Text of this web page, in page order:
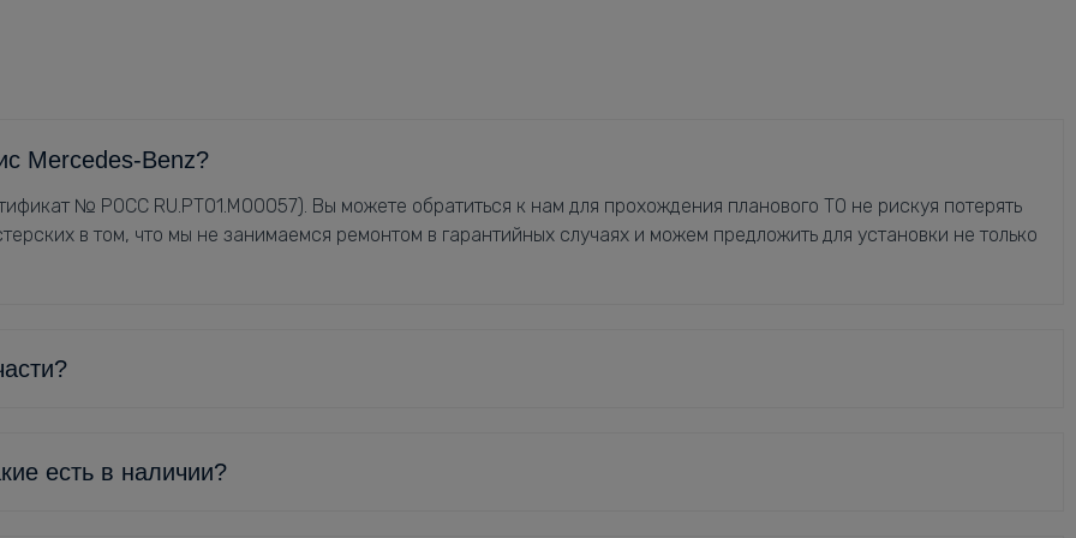
Mercedes-Benz?
№ РОСС RU.РТ01.М00057). Вы можете обратиться к нам для прохождения планового ТО не рискуя потерять
в том, что мы не занимаемся ремонтом в гарантийных случаях и можем предложить для установки не только
есть в наличии?